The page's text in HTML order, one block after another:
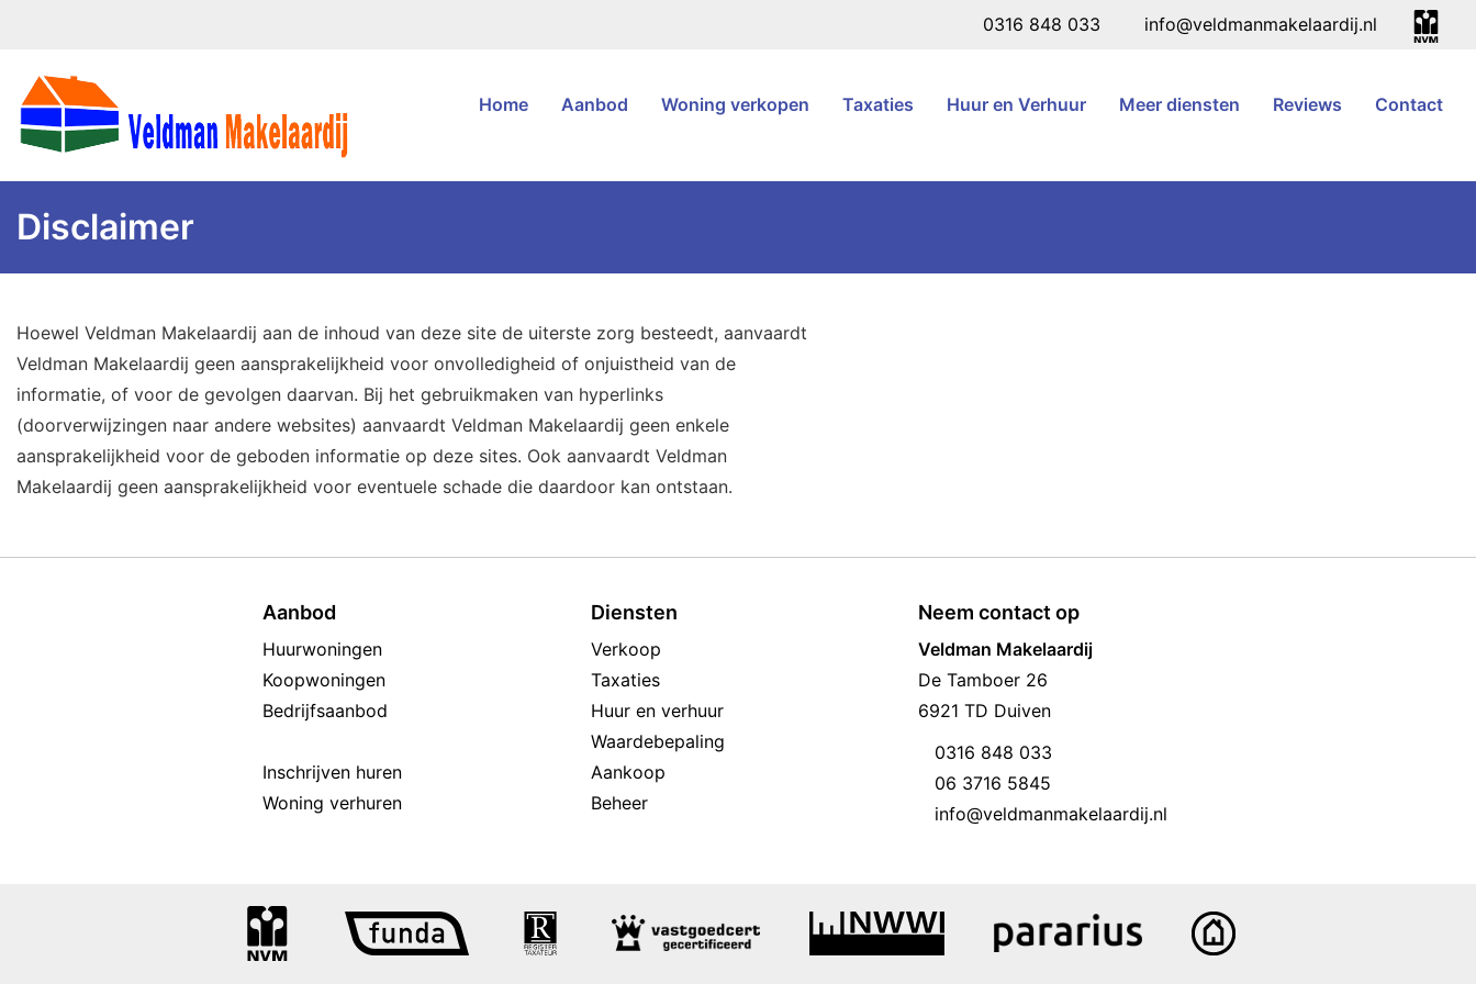
0316 848 033 info@veldmanmakelaardij.nl
Home Aanbod Woning verkopen Taxaties Huur en Verhuur Meer diensten Reviews Contact
Disclaimer
Hoewel Veldman Makelaardij aan de inhoud van deze site de uiterste zorg besteedt, aanvaardt
Veldman Makelaardij geen aansprakelijkheid voor onvolledigheid of onjuistheid van de
informatie, of voor de gevolgen daarvan. Bij het gebruikmaken van hyperlinks
(doorverwijzingen naar andere websites) aanvaardt Veldman Makelaardij geen enkele
aansprakelijkheid voor de geboden informatie op deze sites. Ook aanvaardt Veldman
Makelaardij geen aansprakelijkheid voor eventuele schade die daardoor kan ontstaan.
Aanbod
Huurwoningen
Koopwoningen
Bedrijfsaanbod
Inschrijven huren
Woning verhuren
Diensten
Verkoop
Taxaties
Huur en verhuur
Waardebepaling
Aankoop
Beheer
Neem contact op
Veldman Makelaardij
De Tamboer 26
6921 TD Duiven
0316 848 033
06 3716 5845
info@veldmanmakelaardij.nl